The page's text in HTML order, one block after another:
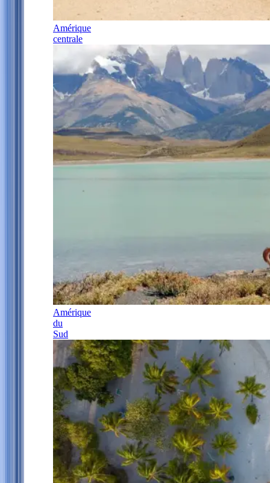
Amérique
centrale
Amérique
du
Sud